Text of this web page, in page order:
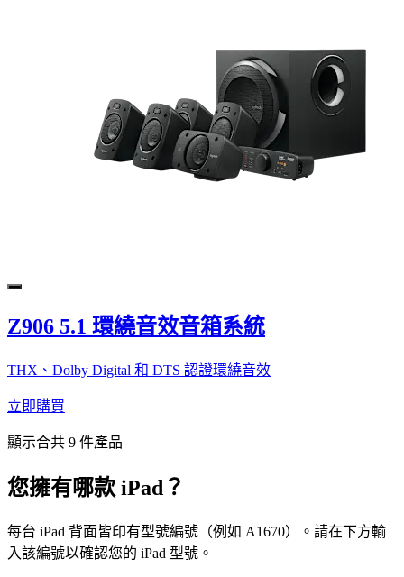
Z906 5.1 環繞音效音箱系統
THX、Dolby Digital 和 DTS 認證環繞音效
立即購買
顯示合共 9 件產品
您擁有哪款 iPad？
每台 iPad 背面皆印有型號編號（例如 A1670）。請在下方輸
入該編號以確認您的 iPad 型號。